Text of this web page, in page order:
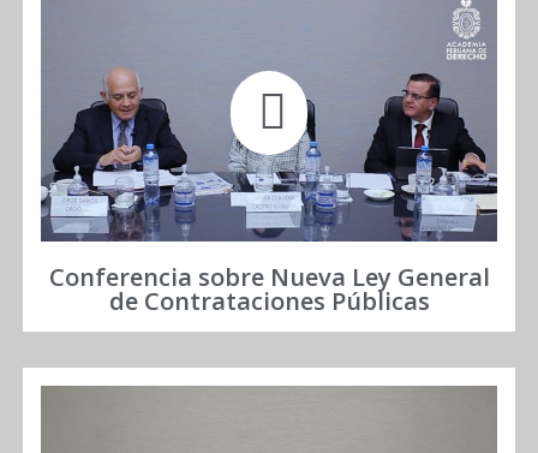
Conferencia sobre Nueva Ley General
de Contrataciones Públicas